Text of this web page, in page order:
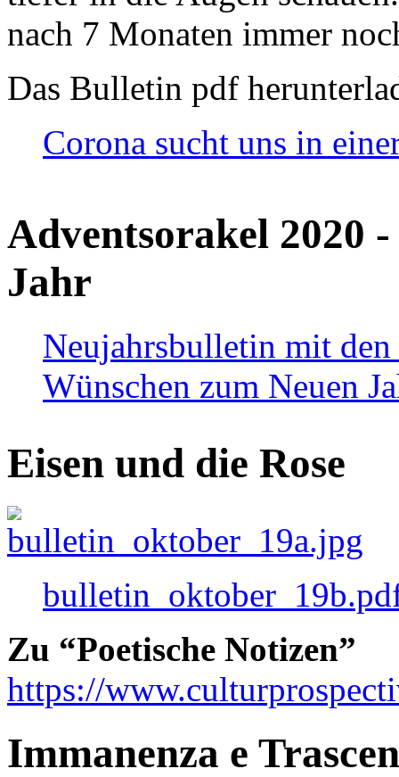
nach 7 Monaten immer
Das Bulletin pdf
Corona sucht uns in
Adventsorakel 2020
Jahr
Neujahrsbulletin mit den
Wünschen zum Neuen
Eisen und die Rose
Zu “Poetische Notizen”
https://
Immanenza e